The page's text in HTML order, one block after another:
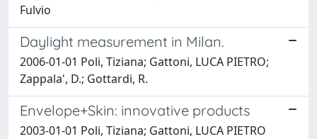
Fulvio
Daylight measurement in Milan.
2006-01-01 Poli, Tiziana; Gattoni, LUCA PIETRO;
Zappala', D.; Gottardi, R.
Envelope+Skin: innovative products
2003-01-01 Poli, Tiziana; Gattoni, LUCA PIETRO